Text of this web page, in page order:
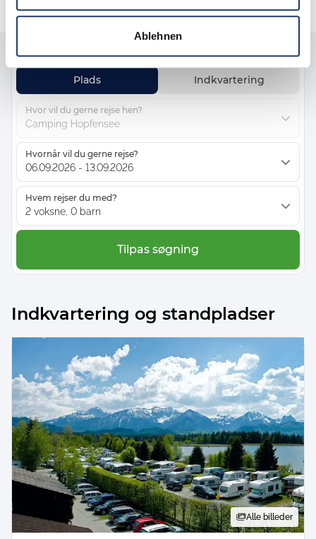
Ablehnen
Plads Indkvartering
Hvor vil du gerne rejse hen?
Camping Hopfensee
Hvornår vil du gerne rejse?
06.09.2026 - 13.09.2026
Hvem rejser du med?
2 voksne, 0 barn
Tilpas søgning
Indkvartering og standpladser
Alle billeder